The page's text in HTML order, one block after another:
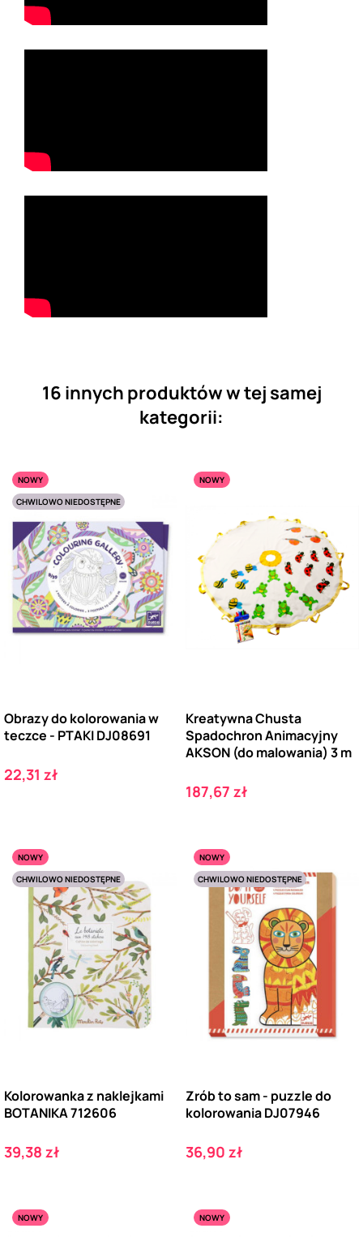
16 innych produktów w tej samej
kategorii:
NOWY
CHWILOWO NIEDOSTĘPNE
Obrazy do kolorowania w
teczce - PTAKI DJ08691
Cena
22,31 zł
NOWY
Kreatywna Chusta
Spadochron Animacyjny
AKSON (do malowania) 3 m
Cena
187,67 zł
NOWY
CHWILOWO NIEDOSTĘPNE
Kolorowanka z naklejkami
BOTANIKA 712606
Cena
39,38 zł
NOWY
CHWILOWO NIEDOSTĘPNE
Zrób to sam - puzzle do
kolorowania DJ07946
Cena
36,90 zł
NOWY NOWY